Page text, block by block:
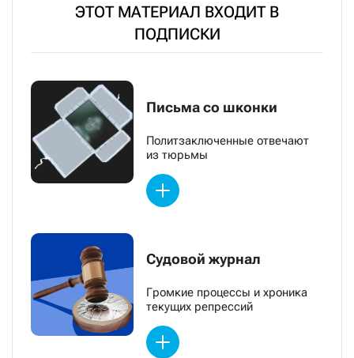
ЭТОТ МАТЕРИАЛ ВХОДИТ В
ПОДПИСКИ
Письма со шконки
Политзаключенные отвечают
из тюрьмы
Судовой журнал
Громкие процессы и хроника
текущих репрессий